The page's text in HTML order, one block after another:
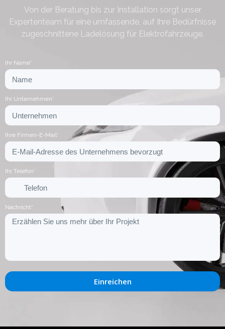
Von der Beratung bis zur Installation sorgt unser
Expertenteam für eine umfassende, auf Ihre Bedürfnisse
zugeschnittene Ladelösung für Elektrofahrzeuge.
Ihr Name*
Ihr Unternehmen*
Ihre Firmen-E-Mail*
Ihr Telefon*
Nachricht*
Einreichen